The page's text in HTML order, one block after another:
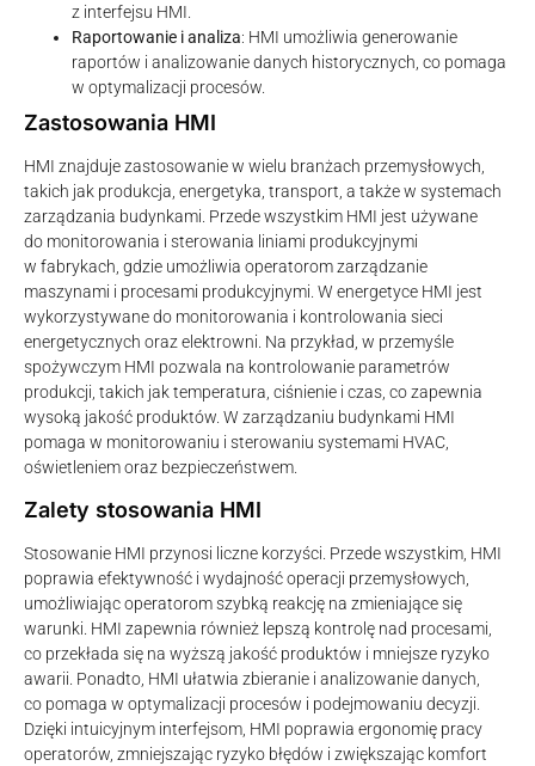
z interfejsu HMI.
Raportowanie i analiza: HMI umożliwia generowanie
raportów i analizowanie danych historycznych, co pomaga
w optymalizacji procesów.
Zastosowania HMI
HMI znajduje zastosowanie w wielu branżach przemysłowych,
takich jak produkcja, energetyka, transport, a także w systemach
zarządzania budynkami. Przede wszystkim HMI jest używane
do monitorowania i sterowania liniami produkcyjnymi
w fabrykach, gdzie umożliwia operatorom zarządzanie
maszynami i procesami produkcyjnymi. W energetyce HMI jest
wykorzystywane do monitorowania i kontrolowania sieci
energetycznych oraz elektrowni. Na przykład, w przemyśle
spożywczym HMI pozwala na kontrolowanie parametrów
produkcji, takich jak temperatura, ciśnienie i czas, co zapewnia
wysoką jakość produktów. W zarządzaniu budynkami HMI
pomaga w monitorowaniu i sterowaniu systemami HVAC,
oświetleniem oraz bezpieczeństwem.
Zalety stosowania HMI
Stosowanie HMI przynosi liczne korzyści. Przede wszystkim, HMI
poprawia efektywność i wydajność operacji przemysłowych,
umożliwiając operatorom szybką reakcję na zmieniające się
warunki. HMI zapewnia również lepszą kontrolę nad procesami,
co przekłada się na wyższą jakość produktów i mniejsze ryzyko
awarii. Ponadto, HMI ułatwia zbieranie i analizowanie danych,
co pomaga w optymalizacji procesów i podejmowaniu decyzji.
Dzięki intuicyjnym interfejsom, HMI poprawia ergonomię pracy
operatorów, zmniejszając ryzyko błędów i zwiększając komfort